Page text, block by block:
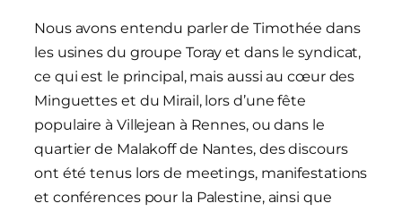
Nous avons entendu parler de Timothée dans
les usines du groupe Toray et dans le syndicat,
ce qui est le principal, mais aussi au cœur des
Minguettes et du Mirail, lors d’une fête
populaire à Villejean à Rennes, ou dans le
quartier de Malakoff de Nantes, des discours
ont été tenus lors de meetings, manifestations
et conférences pour la Palestine, ainsi que